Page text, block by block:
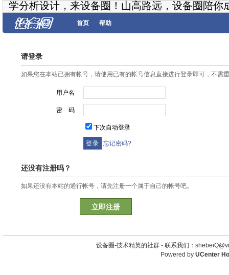
学分析设计，来设备圈！山高路远，设备圈陪你
首页 帮助
请登录
如果您在本站已拥有帐号，请使用已有的帐号信息直接进行登录即可，不需
用户名
密 码
下次自动登录
忘记密码?
还没有注册吗？
如果还没有本站的通行帐号，请先注册一个属于自己的帐号吧。
立即注册
设备圈-技术精英的社群 - 联系我们：
Powered by UCenter